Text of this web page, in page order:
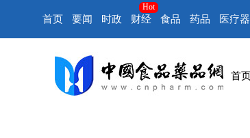
首页 要闻 时政 财经
Hot
食品 药品 医疗
首